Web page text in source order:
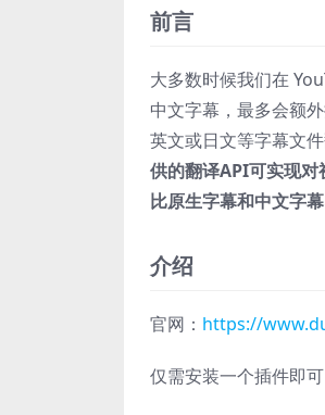
前言
大多数时候我们在
中文字幕，最多会额
英文或日文等字幕文
供的翻译API可实现
比原生字幕和中文字
介绍
官网： https://
仅需安装一个插件即可